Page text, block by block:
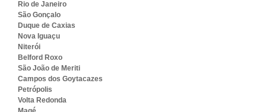
Rio de Janeiro
São Gonçalo
Duque de Caxias
Nova Iguaçu
Niterói
Belford Roxo
São João de Meriti
Campos dos Goytacazes
Petrópolis
Volta Redonda